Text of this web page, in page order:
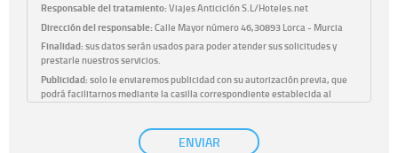
Responsable del tratamiento:Viajes Anticiclón S.L/Hoteles.net
Dirección del responsable:Calle Mayor número 46,30893 Lorca - Murcia
Finalidad:sus datos serán usados para poder atender sus solicitudes y
prestarle nuestros servicios.
Publicidad:solo le enviaremos publicidad con su autorización previa, que
podrá facilitarnos mediante la casilla correspondiente establecida al
únicamente trataremos sus datos con su consentimiento
previo, que podrá facilitarnos mediante la casilla correspondiente
ENVIAR